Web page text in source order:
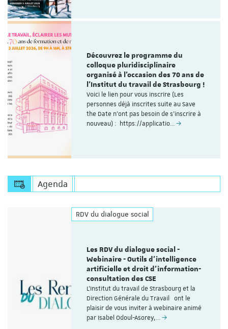
Découvrez le programme du
colloque pluridisciplinaire
organisé à l'occasion des 70 ans de
l'Institut du travail de Strasbourg !
Voici le lien pour vous inscrire (Les
personnes déjà inscrites suite au Save
the Date n'ont pas besoin de s'inscrire à
nouveau) : https://applicatio…
Agenda
RDV du dialogue social
Les RDV du dialogue social -
Webinaire - Outils d’intelligence
artificielle et droit d’information-
consultation des CSE
L'Institut du travail de Strasbourg et la
Direction Générale du Travail ont le
plaisir de vous inviter à webinaire animé
par Isabel Odoul-Asorey,…